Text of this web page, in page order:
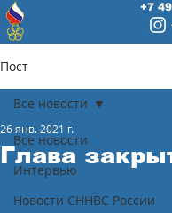
+7
Пост
Все новости
Интервью
Новости СННВС России
Все новости
Глава
26 янв. 2021 г.